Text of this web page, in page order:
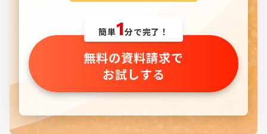
簡単1分で完了！
無料の資料請求で
お試しする